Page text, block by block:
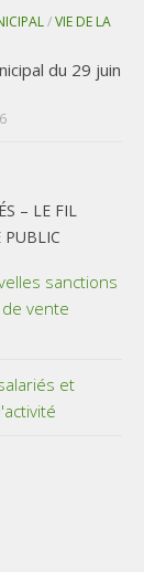
/VIE DE LA
du 29 juin
– LE FIL
PUBLIC
sanctions
vente
et